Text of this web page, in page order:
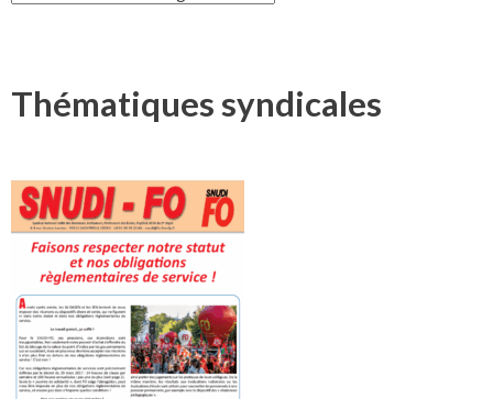
Thématiques syndicales